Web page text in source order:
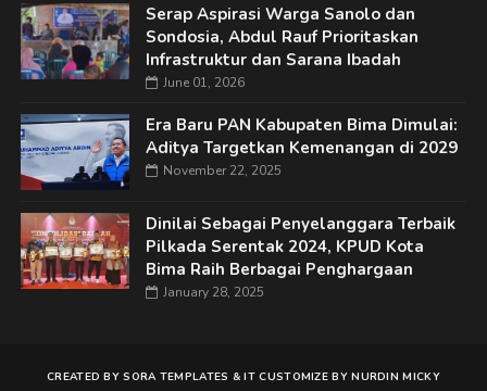
Serap Aspirasi Warga Sanolo dan
Sondosia, Abdul Rauf Prioritaskan
Infrastruktur dan Sarana Ibadah
June 01, 2026
Era Baru PAN Kabupaten Bima Dimulai:
Aditya Targetkan Kemenangan di 2029
November 22, 2025
Dinilai Sebagai Penyelanggara Terbaik
Pilkada Serentak 2024, KPUD Kota
Bima Raih Berbagai Penghargaan
January 28, 2025
CREATED BYSORA TEMPLATES &IT CUSTOMIZE BYNURDIN MICKY